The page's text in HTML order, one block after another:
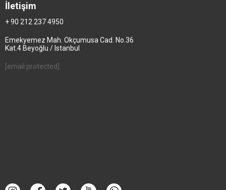
İletişim
+ 90 212 237 4950
Emekyemez Mah. Okçumusa Cad. No.36
Kat.4 Beyoğlu / Istanbul
[email protected]